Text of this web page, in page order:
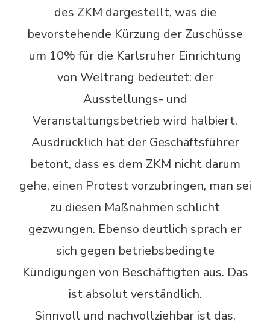
des ZKM dargestellt, was die
bevorstehende Kürzung der Zuschüsse
um 10% für die Karlsruher Einrichtung
von Weltrang bedeutet: der
Ausstellungs- und
Veranstaltungsbetrieb wird halbiert.
Ausdrücklich hat der Geschäftsführer
betont, dass es dem ZKM nicht darum
gehe, einen Protest vorzubringen, man sei
zu diesen Maßnahmen schlicht
gezwungen. Ebenso deutlich sprach er
sich gegen betriebsbedingte
Kündigungen von Beschäftigten aus. Das
ist absolut verständlich.
Sinnvoll und nachvollziehbar ist das,